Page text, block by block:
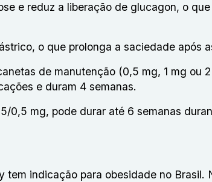
e reduz a liberação de glucagon, o
o que prolonga a saciedade após
de manutenção (0,5 mg, 1 mg ou
e duram 4 semanas.
0,5 mg, pode durar até 6 semanas
tem indicação para obesidade no Brasil.